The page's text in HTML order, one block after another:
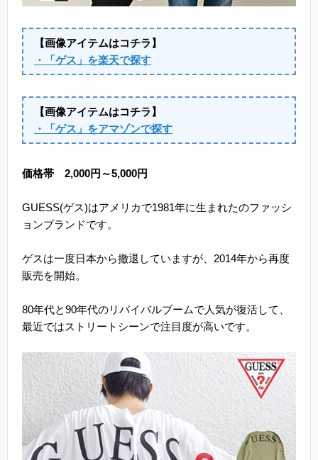
【画像アイテムはコチラ】
・「ゲス」を楽天で探す
【画像アイテムはコチラ】
・「ゲス」をアマゾンで探す
価格帯 2,000円～5,000円
GUESS(ゲス)はアメリカで1981年に生まれたのファッシ
ョンブランドです。
ゲスは一度日本から撤退していますが、2014年から再度
販売を開始。
80年代と90年代のリバイバルブームで人気が復活して、
最近ではストリートシーンで注目度が高いです。